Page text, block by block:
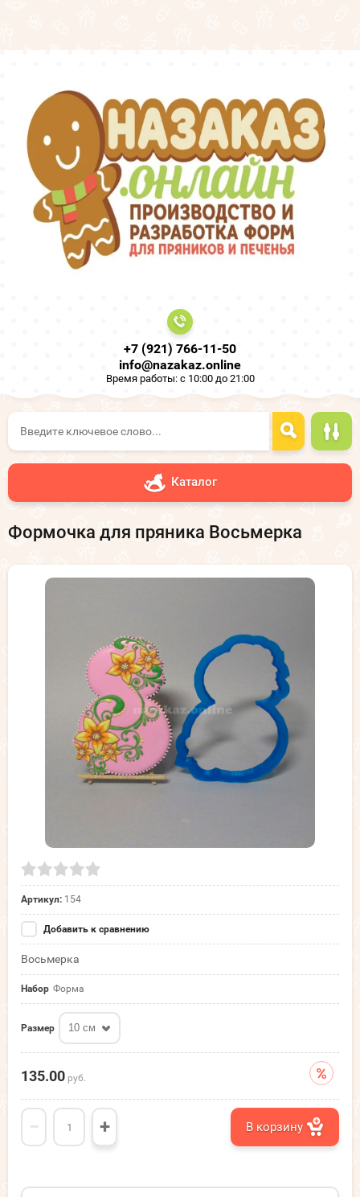
+7 (921) 766-11-50
info@nazakaz.online
Время работы: с 10:00 до 21:00
Каталог
Формочка для пряника Восьмерка
Артикул: 154
Добавить к сравнению
Восьмерка
Набор Форма
Размер 10 см
135.00 руб.
− + В корзину